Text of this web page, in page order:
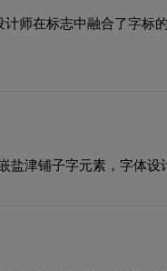
师在标志中融合了字标
津铺子字元素，字体